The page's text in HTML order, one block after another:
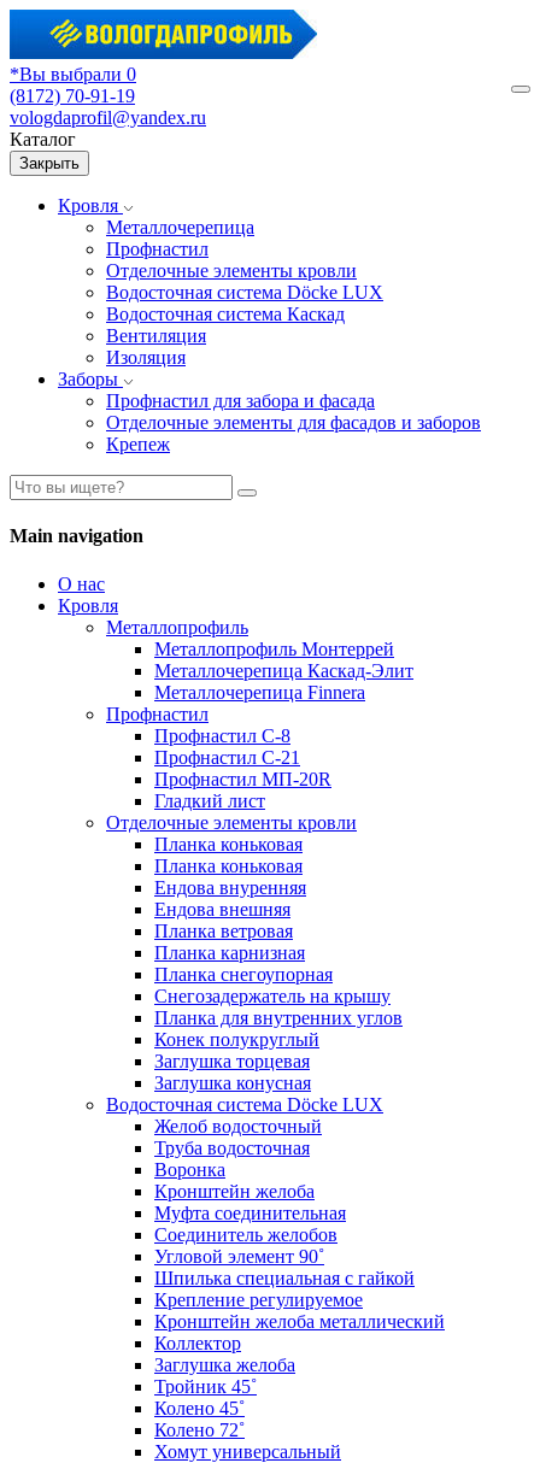
*Вы выбрали 0
(8172) 70-91-19
vologdaprofil@yandex.ru
Каталог
Закрыть
Кровля
Металлочерепица
Профнастил
Отделочные элементы кровли
Водосточная система Döcke LUX
Водосточная система Каскад
Вентиляция
Изоляция
Заборы
Профнастил для забора и фасада
Отделочные элементы для фасадов и заборов
Крепеж
Main navigation
О нас
Кровля
Металлопрофиль
Металлопрофиль Монтеррей
Металлочерепица Каскад-Элит
Металлочерепица Finnera
Профнастил
Профнастил С-8
Профнастил С-21
Профнастил МП-20R
Гладкий лист
Отделочные элементы кровли
Планка коньковая
Планка коньковая
Ендова внуренняя
Ендова внешняя
Планка ветровая
Планка карнизная
Планка снегоупорная
Снегозадержатель на крышу
Планка для внутренних углов
Конек полукруглый
Заглушка торцевая
Заглушка конусная
Водосточная система Döcke LUX
Желоб водосточный
Труба водосточная
Воронка
Кронштейн желоба
Муфта соединительная
Соединитель желобов
Угловой элемент 90˚
Шпилька специальная с гайкой
Крепление регулируемое
Кронштейн желоба металлический
Коллектор
Заглушка желоба
Тройник 45˚
Колено 45˚
Колено 72˚
Хомут универсальный